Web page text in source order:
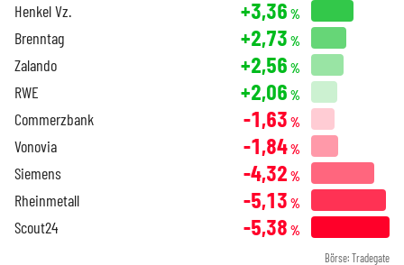
Henkel Vz. +3,36 %
Brenntag +2,73 %
Zalando +2,56 %
RWE +2,06 %
Commerzbank -1,63 %
Vonovia -1,84%
Siemens -4,32 %
Rheinmetall -5,13 %
Scout24 -5,38 %
Börse: Tradegate